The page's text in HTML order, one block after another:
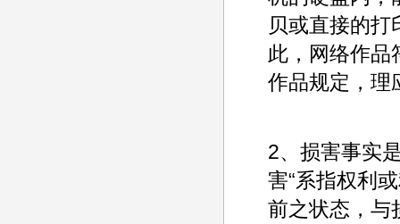
贝或直接的
此，网络作品
作品规定，理
2、损害事实
害“系指权利
前之状态，与